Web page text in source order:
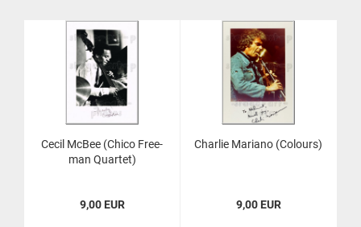
Cecil McBee (Chico Free­
man Quar­tet)
9,00 EUR
Char­lie Ma­ria­no (Co­lours)
9,00 EUR